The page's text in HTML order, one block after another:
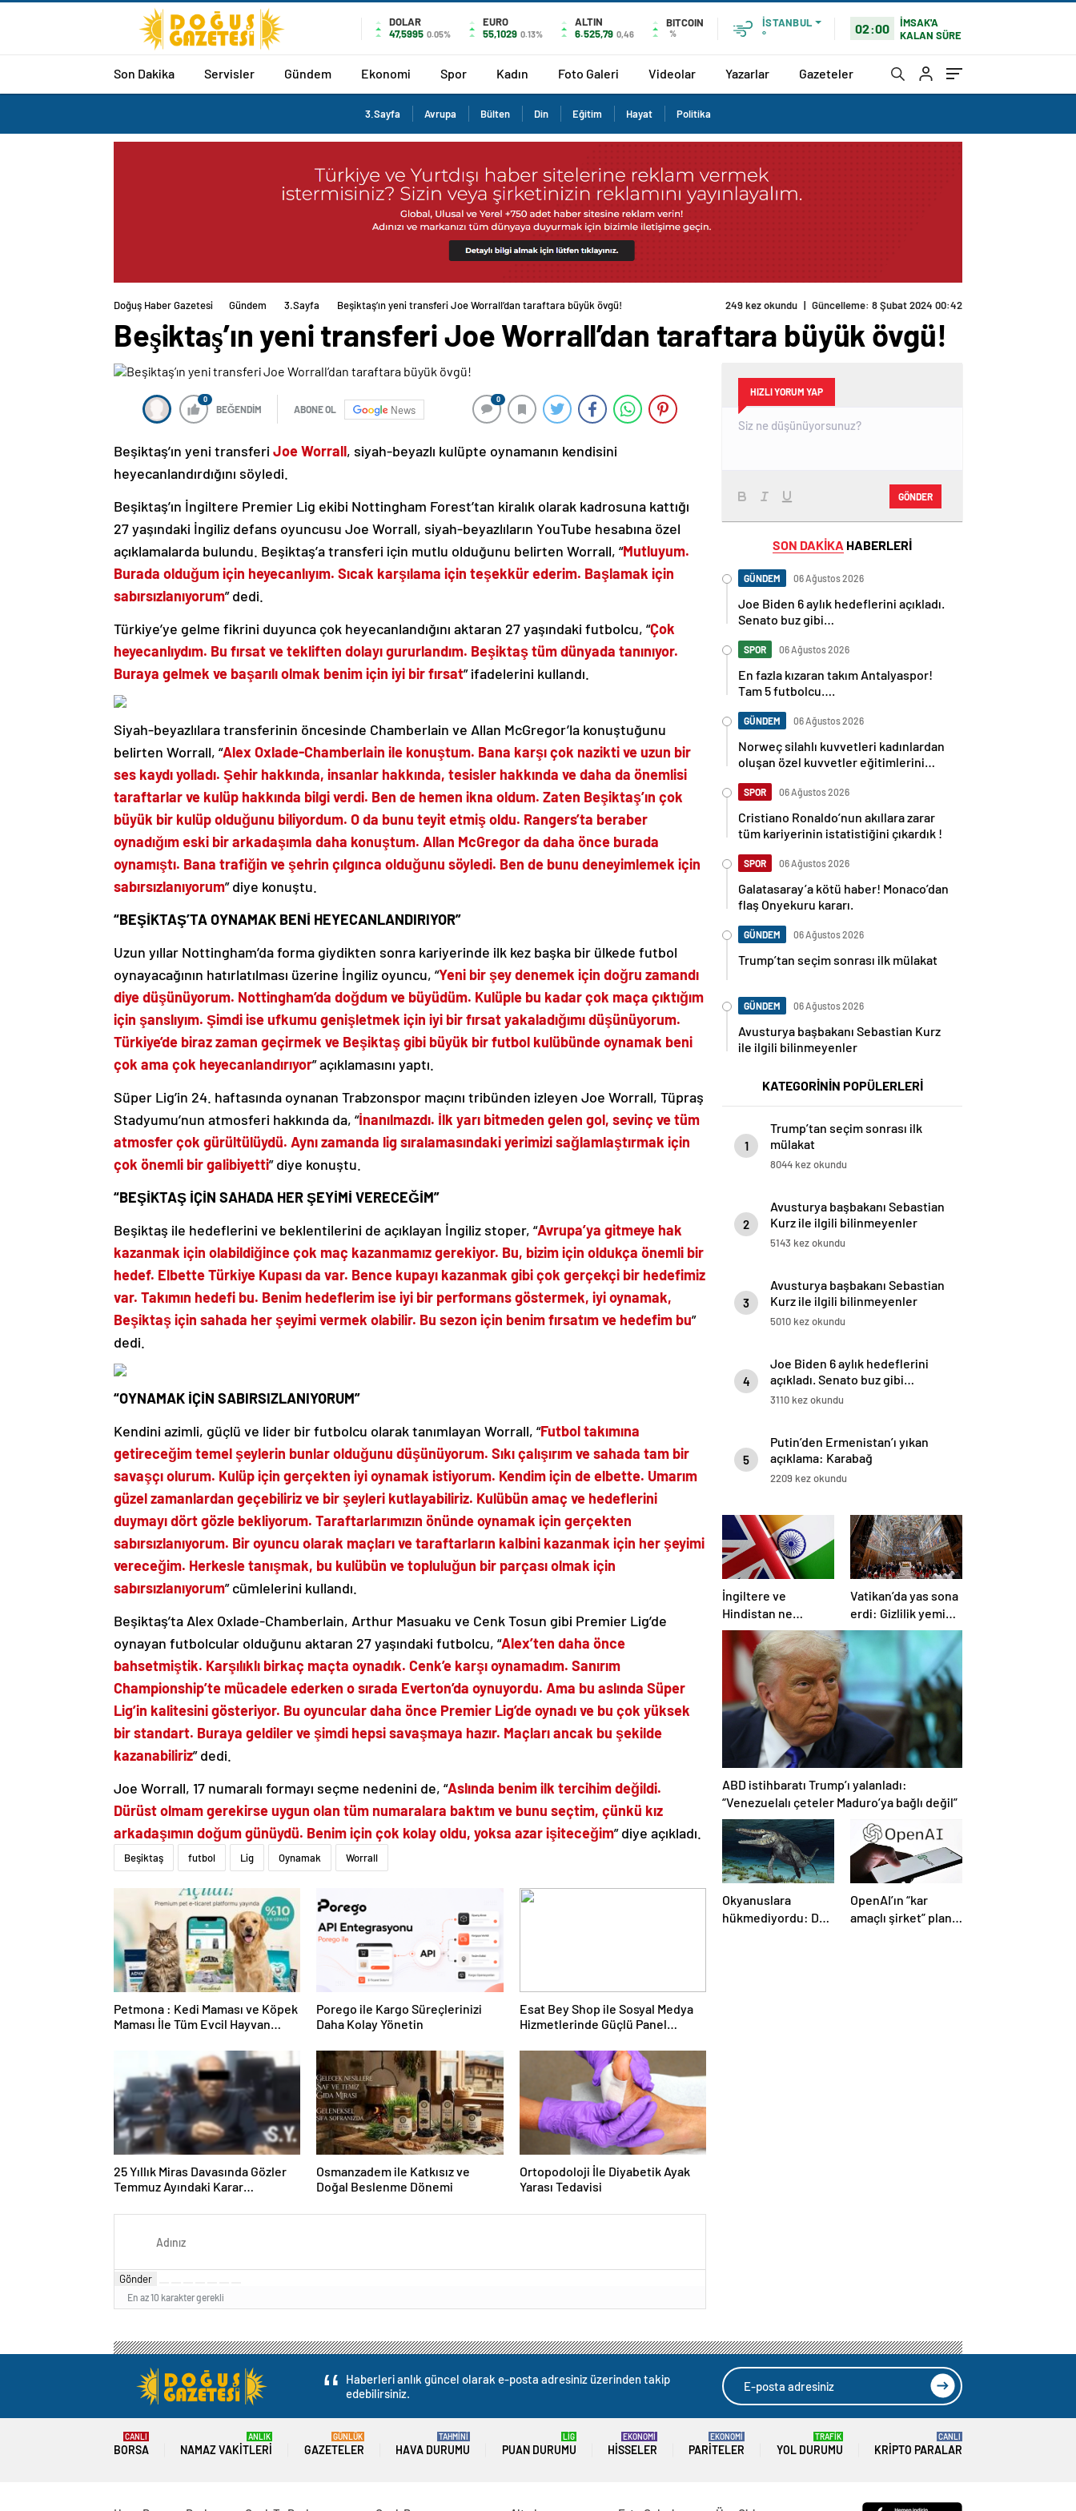
DOLAR
47,5995 0.05%
EURO
55,1029 0.13%
ALTIN
6.525,79 0,46
BITCOIN
%
İSTANBUL
°
02:00
İMSAK'A
KALAN SÜRE
Son Dakika Servisler Gündem Ekonomi Spor Kadın Foto Galeri Videolar Yazarlar Gazeteler
3.Sayfa Avrupa Bülten Din Eğitim Hayat Politika
Doğuş Haber Gazetesi Gündem 3.Sayfa Beşiktaş’ın yeni transferi Joe Worrall’dan taraftara büyük övgü! 249 kez okundu | Güncelleme: 8 Şubat 2024 00:42
Beşiktaş’ın yeni transferi Joe Worrall’dan taraftara büyük övgü!
0
BEĞENDİM ABONE OL News
0
Beşiktaş’ın yeni transferi Joe Worrall, siyah-beyazlı kulüpte oynamanın kendisini
heyecanlandırdığını söyledi.
Beşiktaş’ın İngiltere Premier Lig ekibi Nottingham Forest’tan kiralık olarak kadrosuna kattığı
27 yaşındaki İngiliz defans oyuncusu Joe Worrall, siyah-beyazlıların YouTube hesabına özel
açıklamalarda bulundu. Beşiktaş’a transferi için mutlu olduğunu belirten Worrall, “Mutluyum.
Burada olduğum için heyecanlıyım. Sıcak karşılama için teşekkür ederim. Başlamak için
sabırsızlanıyorum” dedi.
Türkiye’ye gelme fikrini duyunca çok heyecanlandığını aktaran 27 yaşındaki futbolcu, “Çok
heyecanlıydım. Bu fırsat ve tekliften dolayı gururlandım. Beşiktaş tüm dünyada tanınıyor.
Buraya gelmek ve başarılı olmak benim için iyi bir fırsat” ifadelerini kullandı.
Siyah-beyazlılara transferinin öncesinde Chamberlain ve Allan McGregor’la konuştuğunu
belirten Worrall, “Alex Oxlade-Chamberlain ile konuştum. Bana karşı çok nazikti ve uzun bir
ses kaydı yolladı. Şehir hakkında, insanlar hakkında, tesisler hakkında ve daha da önemlisi
taraftarlar ve kulüp hakkında bilgi verdi. Ben de hemen ikna oldum. Zaten Beşiktaş’ın çok
büyük bir kulüp olduğunu biliyordum. O da bunu teyit etmiş oldu. Rangers’ta beraber
oynadığım eski bir arkadaşımla daha konuştum. Allan McGregor da daha önce burada
oynamıştı. Bana trafiğin ve şehrin çılgınca olduğunu söyledi. Ben de bunu deneyimlemek için
sabırsızlanıyorum” diye konuştu.
“BEŞİKTAŞ’TA OYNAMAK BENİ HEYECANLANDIRIYOR”
Uzun yıllar Nottingham’da forma giydikten sonra kariyerinde ilk kez başka bir ülkede futbol
oynayacağının hatırlatılması üzerine İngiliz oyuncu, “Yeni bir şey denemek için doğru zamandı
diye düşünüyorum. Nottingham’da doğdum ve büyüdüm. Kulüple bu kadar çok maça çıktığım
için şanslıyım. Şimdi ise ufkumu genişletmek için iyi bir fırsat yakaladığımı düşünüyorum.
Türkiye’de biraz zaman geçirmek ve Beşiktaş gibi büyük bir futbol kulübünde oynamak beni
çok ama çok heyecanlandırıyor” açıklamasını yaptı.
Süper Lig’in 24. haftasında oynanan Trabzonspor maçını tribünden izleyen Joe Worrall, Tüpraş
Stadyumu’nun atmosferi hakkında da, “İnanılmazdı. İlk yarı bitmeden gelen gol, sevinç ve tüm
atmosfer çok gürültülüydü. Aynı zamanda lig sıralamasındaki yerimizi sağlamlaştırmak için
çok önemli bir galibiyetti” diye konuştu.
“BEŞİKTAŞ İÇİN SAHADA HER ŞEYİMİ VERECEĞİM”
Beşiktaş ile hedeflerini ve beklentilerini de açıklayan İngiliz stoper, “Avrupa’ya gitmeye hak
kazanmak için olabildiğince çok maç kazanmamız gerekiyor. Bu, bizim için oldukça önemli bir
hedef. Elbette Türkiye Kupası da var. Bence kupayı kazanmak gibi çok gerçekçi bir hedefimiz
var. Takımın hedefi bu. Benim hedeflerim ise iyi bir performans göstermek, iyi oynamak,
Beşiktaş için sahada her şeyimi vermek olabilir. Bu sezon için benim fırsatım ve hedefim bu”
dedi.
“OYNAMAK İÇİN SABIRSIZLANIYORUM”
Kendini azimli, güçlü ve lider bir futbolcu olarak tanımlayan Worrall, “Futbol takımına
getireceğim temel şeylerin bunlar olduğunu düşünüyorum. Sıkı çalışırım ve sahada tam bir
savaşçı olurum. Kulüp için gerçekten iyi oynamak istiyorum. Kendim için de elbette. Umarım
güzel zamanlardan geçebiliriz ve bir şeyleri kutlayabiliriz. Kulübün amaç ve hedeflerini
duymayı dört gözle bekliyorum. Taraftarlarımızın önünde oynamak için gerçekten
sabırsızlanıyorum. Bir oyuncu olarak maçları ve taraftarların kalbini kazanmak için her şeyimi
vereceğim. Herkesle tanışmak, bu kulübün ve topluluğun bir parçası olmak için
sabırsızlanıyorum” cümlelerini kullandı.
Beşiktaş’ta Alex Oxlade-Chamberlain, Arthur Masuaku ve Cenk Tosun gibi Premier Lig’de
oynayan futbolcular olduğunu aktaran 27 yaşındaki futbolcu, “Alex’ten daha önce
bahsetmiştik. Karşılıklı birkaç maçta oynadık. Cenk’e karşı oynamadım. Sanırım
Championship’te mücadele ederken o sırada Everton’da oynuyordu. Ama bu aslında Süper
Lig’in kalitesini gösteriyor. Bu oyuncular daha önce Premier Lig’de oynadı ve bu çok yüksek
bir standart. Buraya geldiler ve şimdi hepsi savaşmaya hazır. Maçları ancak bu şekilde
kazanabiliriz” dedi.
Joe Worrall, 17 numaralı formayı seçme nedenini de, “Aslında benim ilk tercihim değildi.
Dürüst olmam gerekirse uygun olan tüm numaralara baktım ve bunu seçtim, çünkü kız
arkadaşımın doğum günüydü. Benim için çok kolay oldu, yoksa azar işiteceğim” diye açıkladı.
Beşiktaş futbol Lig Oynamak Worrall
Petmona : Kedi Maması ve Köpek
Maması İle Tüm Evcil Hayvan
Porego ile Kargo Süreçlerinizi
Daha Kolay Yönetin
Esat Bey Shop ile Sosyal Medya
Hizmetlerinde Güçlü Panel
25 Yıllık Miras Davasında Gözler
Temmuz Ayındaki Karar
Osmanzadem ile Katkısız ve
Doğal Beslenme Dönemi
Ortopodoloji İle Diyabetik Ayak
Yarası Tedavisi
Gönder
En az 10 karakter gerekli
HIZLI YORUM YAP
GÖNDER
SON DAKİKA HABERLERİ
GÜNDEM 06 Ağustos 2026
Joe Biden 6 aylık hedeflerini açıkladı.
Senato buz gibi…
SPOR 06 Ağustos 2026
En fazla kızaran takım Antalyaspor!
Tam 5 futbolcu….
GÜNDEM 06 Ağustos 2026
Norweç silahlı kuvvetleri kadınlardan
oluşan özel kuvvetler eğitimlerini
SPOR 06 Ağustos 2026
Cristiano Ronaldo’nun akıllara zarar
tüm kariyerinin istatistiğini çıkardık !
SPOR 06 Ağustos 2026
Galatasaray’a kötü haber! Monaco’dan
flaş Onyekuru kararı.
GÜNDEM 06 Ağustos 2026
Trump’tan seçim sonrası ilk mülakat
GÜNDEM 06 Ağustos 2026
Avusturya başbakanı Sebastian Kurz
ile ilgili bilinmeyenler
KATEGORİNİN POPÜLERLERİ
1
Trump’tan seçim sonrası ilk
mülakat
8044 kez okundu
2
Avusturya başbakanı Sebastian
Kurz ile ilgili bilinmeyenler
5143 kez okundu
3
Avusturya başbakanı Sebastian
Kurz ile ilgili bilinmeyenler
5010 kez okundu
4
Joe Biden 6 aylık hedeflerini
açıkladı. Senato buz gibi…
3110 kez okundu
5
Putin’den Ermenistan’ı yıkan
açıklama: Karabağ
Azerbaycan’ın ayrılmaz bir
2209 kez okundu
İngiltere ve
Hindistan ne
üzerine anlaştı?
Vatikan’da yas sona
erdi: Gizlilik yemini
edildi, seçim
başlıyor
ABD istihbaratı Trump’ı yalanladı:
“Venezuelalı çeteler Maduro’ya bağlı değil”
Okyanuslara
hükmediyordu: Dev
OpenAI’ın “kar
amaçlı şirket” planı
Haberleri anlık güncel olarak e-posta adresiniz üzerinden takip
edebilirsiniz.
BORSA
CANLI
NAMAZ VAKITLERI
ANLIK
GAZETELER
GÜNLÜK
HAVA DURUMU
TAHMİNİ
PUAN DURUMU
LİG
HISSELER
EKONOMİ
PARITELER
EKONOMİ
YOL DURUMU
TRAFİK
KRIPTO PARALAR
CANLI